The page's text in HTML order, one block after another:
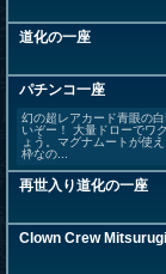
道化の一座
パチンコ一座
幻の超レアカード青眼の
いぞー！ 大量ドローでワ
ょう。マグナムートが使
枠なの...
再世入り道化の一座
Clown Crew Mitsurugi